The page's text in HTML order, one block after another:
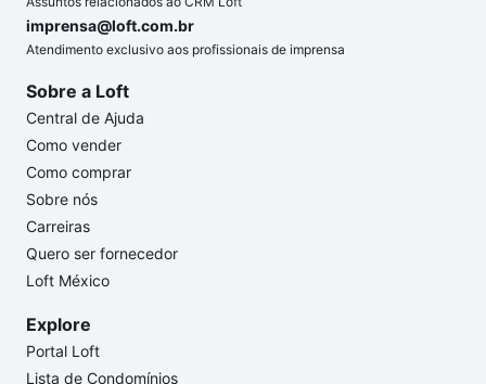
imprensa@loft.com.br
Atendimento exclusivo aos profissionais de imprensa
Sobre a Loft
Central de Ajuda
Como vender
Como comprar
Sobre nós
Carreiras
Quero ser fornecedor
Loft México
Explore
Portal Loft
Lista de Condomínios